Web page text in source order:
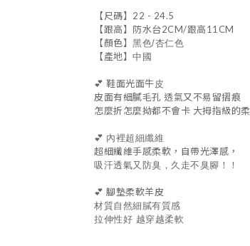
【尺碼】22 - 24.5
【跟高】防水台2CM/跟高11CM
【顏色】 黑色/杏仁色
【產地】 中國
💕 鞋面光面牛皮
皮面有細膩毛孔 透氣又不易留摺痕
怎麼折怎麼拗都不會卡 大拇指級的
💕 內裡超細纖維
超細纖維手感柔軟，自帶光澤感，
吸汗透氣又防臭，久走不臭腳！！
💕 腳墊柔軟羊皮
材質自然細膩有質感
拉伸性好 越穿越柔軟